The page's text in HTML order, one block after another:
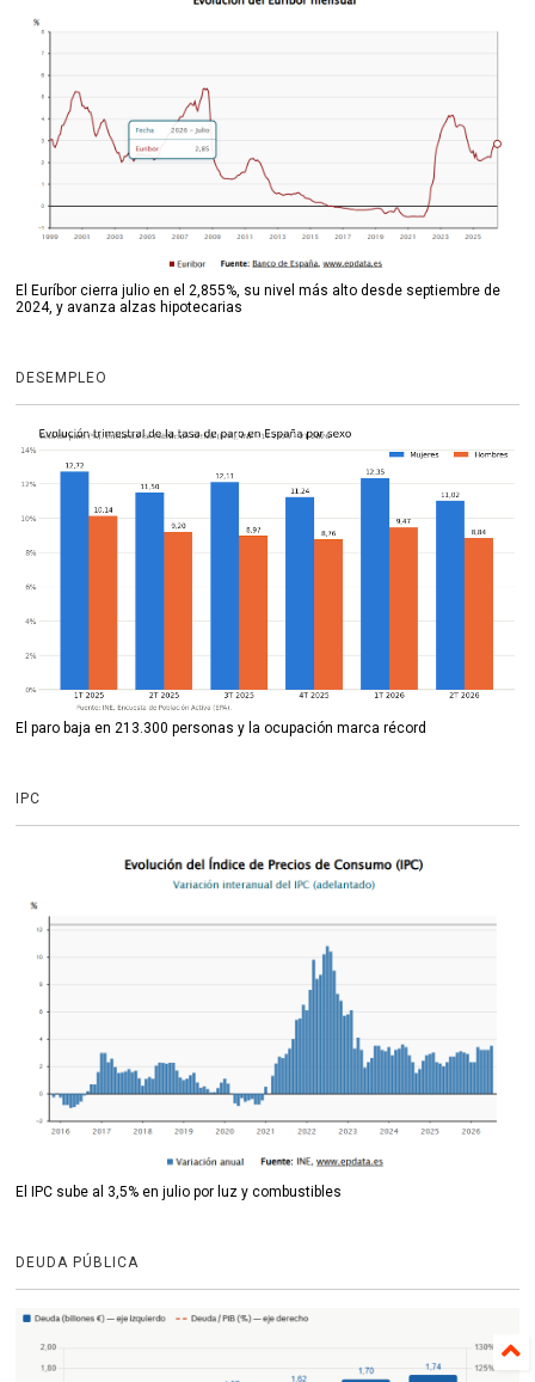
El Euríbor cierra julio en el 2,855%, su nivel más alto desde septiembre de
2024, y avanza alzas hipotecarias
DESEMPLEO
El paro baja en 213.300 personas y la ocupación marca récord
IPC
El IPC sube al 3,5% en julio por luz y combustibles
DEUDA PÚBLICA